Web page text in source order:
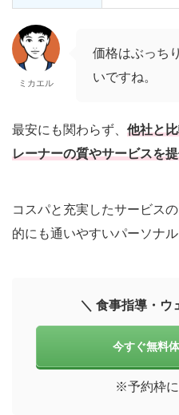
ミカエル
価格はぶっち
いですね。
最安にも関わらず、 他社と
レーナーの質やサービスを
コスパと充実したサービス
的にも通いやすいパーソナ
＼ 食事指導・ウ
今すぐ無料
※予約枠に